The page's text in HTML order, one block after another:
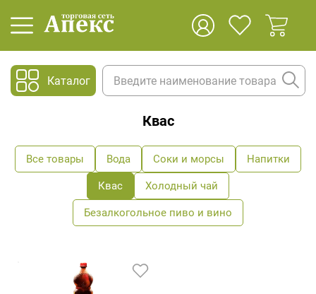
Каталог
Квас
Все товары Вода Соки и морсы Напитки
Квас Холодный чай
Безалкогольное пиво и вино